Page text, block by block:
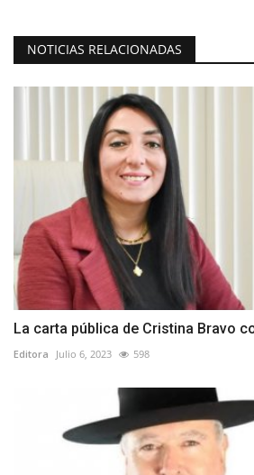
NOTICIAS RELACIONADAS
La carta pública de Cristina Bravo
Editora Julio 6, 2023 598